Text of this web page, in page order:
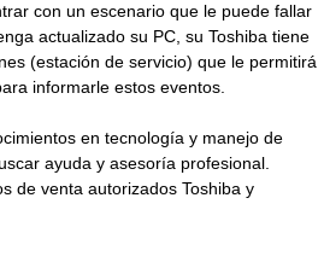
con un escenario que le puede fallar
actualizado su PC, su Toshiba tiene
(estación de servicio) que le permitirá
informarle estos eventos.
en tecnología y manejo de
ayuda y asesoría profesional.
de venta autorizados Toshiba y